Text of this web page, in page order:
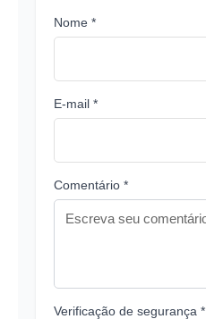
Nome *
E-mail *
Comentário *
Verificação de segurança *